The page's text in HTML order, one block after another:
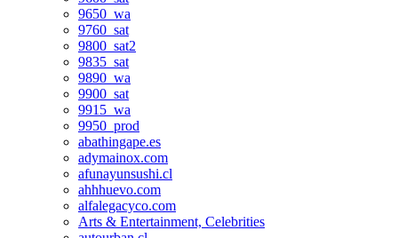
9650_wa
9760_sat
9800_sat2
9835_sat
9890_wa
9900_sat
9915_wa
9950_prod
abathingape.es
adymainox.com
afunayunsushi.cl
ahhhuevo.com
alfalegacyco.com
Arts & Entertainment, Celebrities